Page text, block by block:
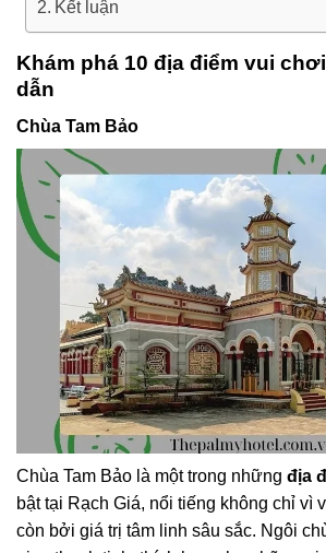
Kết luận
Khám phá 10 địa điểm vui
dẫn
Chùa Tam Bảo
Chùa Tam Bảo là một trong những địa
bật tại Rạch Giá, nổi tiếng không chỉ vì
còn bởi giá trị tâm linh sâu sắc. Ngôi